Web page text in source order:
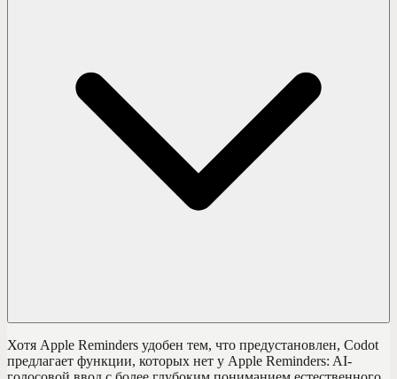
Хотя Apple Reminders удобен тем, что предустановлен, Codot
предлагает функции, которых нет у Apple Reminders: AI-